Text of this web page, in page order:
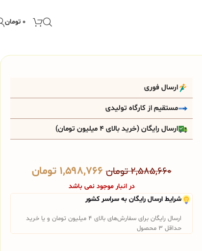
۰ تومان
ارسال فوری
مستقیم از کارگاه تولیدی
ارسال رایگان (خرید بالای 4 میلیون تومان)
۲,۵۸۵,۶۶۰تومان ۱,۵۹۸,۷۶۶ تومان
در انبار موجود نمی باشد
شرایط ارسال رایگان به سراسر کشور
ارسال رایگان برای سفارش‌های بالای 4 میلیون تومان و یا خرید
حداقل 3 محصول